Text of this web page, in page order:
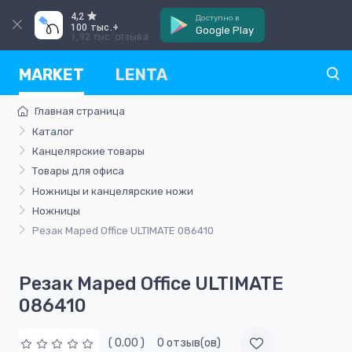
4,2
100 тыс.+
1,92 тыс. отзыва
Доступно в
Google Play
MARKET LENTA
Главная страница
Каталог
Канцелярские товары
Товары для офиса
Ножницы и канцелярские ножи
Ножницы
Резак Maped Office ULTIMATE 086410
Резак Maped Office ULTIMATE
086410
( 0.00 ) 0 отзыв(ов)